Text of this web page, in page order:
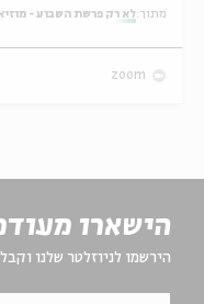
מתוך:לא רק פרשת השבוע -
zoom
הישארו
הירשמו לניוזלטר שלנו